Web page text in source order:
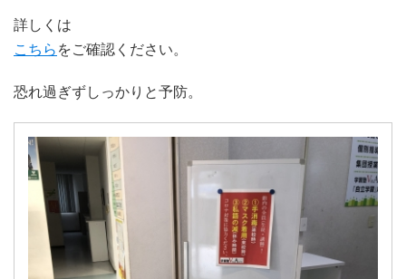
詳しくは
こちら をご確認ください。
恐れ過ぎずしっかりと予防。